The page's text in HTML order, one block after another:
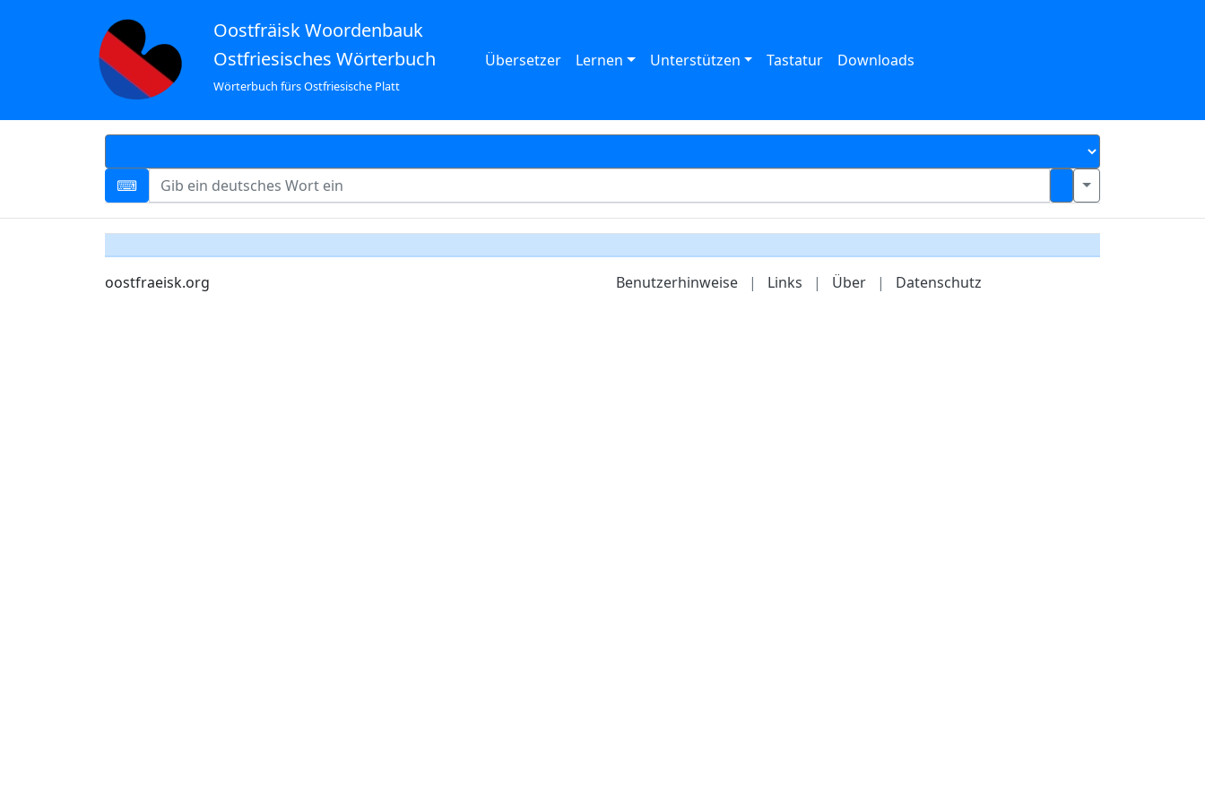
Oostfräisk Woordenbauk
Ostfriesisches Wörterbuch
Wörterbuch fürs Ostfriesische Platt
Übersetzer Lernen Unterstützen Tastatur Downloads
oostfraeisk.org Benutzerhinweise | Links | Über | Datenschutz